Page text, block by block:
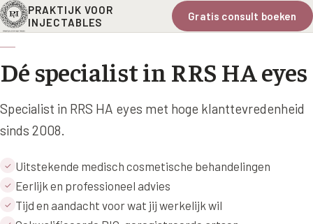
PRAKTIJK VOOR
INJECTABLES
Gratis consult boeken
Dé specialist in RRS HA eyes
Specialist in RRS HA eyes met hoge klanttevredenheid
sinds 2008.
✓ Uitstekende medisch cosmetische behandelingen
✓ Eerlijk en professioneel advies
✓ Tijd en aandacht voor wat jij werkelijk wil